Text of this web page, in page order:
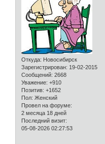
Откуда: Новосибирск
Зарегистрирован: 19-02-2015
Сообщений: 2668
Уважение: +910
Позитив: +1652
Пол: Женский
Провел на форуме:
2 месяца 18 дней
Последний визит:
05-08-2026 02:27:53